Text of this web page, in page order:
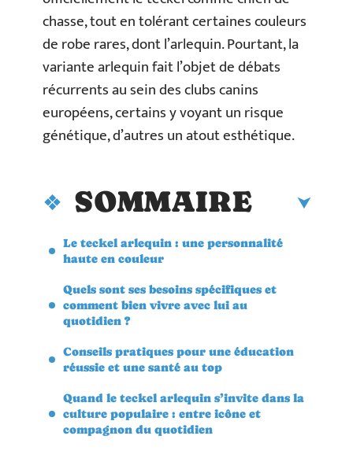
chasse, tout en tolérant certaines couleurs
de robe rares, dont l’arlequin. Pourtant, la
variante arlequin fait l’objet de débats
récurrents au sein des clubs canins
européens, certains y voyant un risque
génétique, d’autres un atout esthétique.
SOMMAIRE
Le teckel arlequin : une personnalité
haute en couleur
Quels sont ses besoins spécifiques et
comment bien vivre avec lui au
quotidien ?
Conseils pratiques pour une éducation
réussie et une santé au top
Quand le teckel arlequin s’invite dans la
culture populaire : entre icône et
compagnon du quotidien